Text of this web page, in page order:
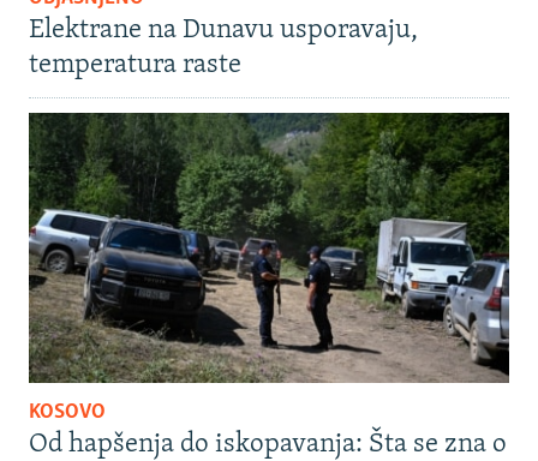
Elektrane na Dunavu usporavaju,
temperatura raste
KOSOVO
Od hapšenja do iskopavanja: Šta se zna o